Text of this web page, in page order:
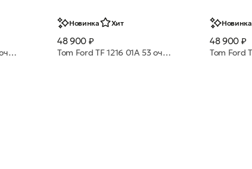
Tom Ford TF 1314 01A 51 очки с/з
Новинка Хит
48 900 ₽
Tom Ford TF 1216 01A 53 очки с/з
Новинка
48 900 ₽